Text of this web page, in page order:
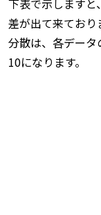
差が出て来ており
分散は、各デー
10になります。